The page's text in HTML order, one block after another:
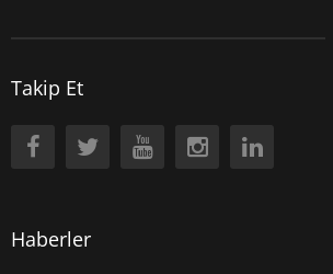
Takip Et
Haberler